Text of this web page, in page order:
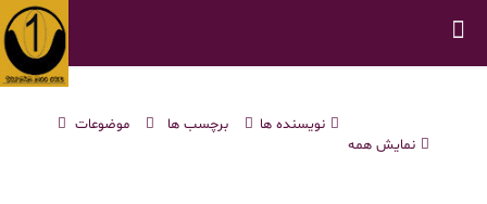
موضوعات برچسب ها
نویسنده ها
نمایش همه